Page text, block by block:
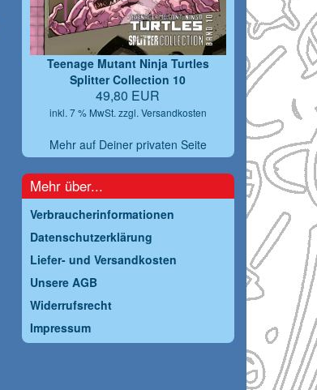
Teenage Mutant Ninja Turtles
Splitter Collection 10
49,80 EUR
inkl. 7 % MwSt. zzgl. Versandkosten
Mehr auf Deiner privaten Seite
Mehr über...
Verbraucherinformationen
Datenschutzerklärung
Liefer- und Versandkosten
Unsere AGB
Widerrufsrecht
Impressum